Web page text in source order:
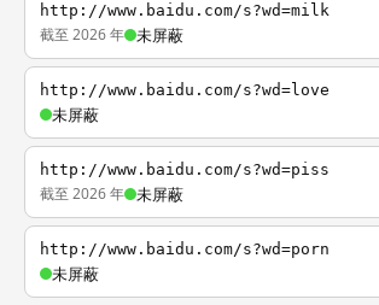
http://www.baidu.com/s?wd=milk
截至 2026 年 未屏蔽
http://www.baidu.com/s?wd=love
未屏蔽
http://www.baidu.com/s?wd=piss
截至 2026 年 未屏蔽
http://www.baidu.com/s?wd=porn
未屏蔽